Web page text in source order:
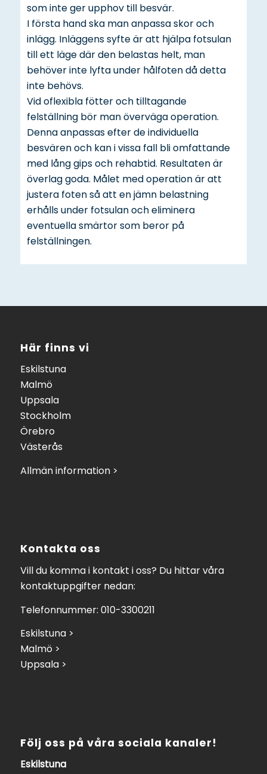
som inte ger upphov till besvär.
I första hand ska man anpassa skor och
inlägg. Inläggens syfte är att hjälpa fotsulan
till ett läge där den belastas helt, man
behöver inte lyfta under hålfoten då detta
inte behövs.
Vid oflexibla fötter och tilltagande
felställning bör man överväga operation.
Denna anpassas efter de individuella
besvären och kan i vissa fall bli omfattande
med lång gips och rehabtid. Resultaten är
överlag goda. Målet med operation är att
justera foten så att en jämn belastning
erhålls under fotsulan och eliminera
eventuella smärtor som beror på
felställningen.
Här finns vi
Eskilstuna
Malmö
Uppsala
Stockholm
Örebro
Västerås
Allmän information >
Kontakta oss
Vill du komma i kontakt i oss? Du hittar våra
kontaktuppgifter nedan:
Telefonnummer: 010-3300211
Eskilstuna >
Malmö >
Uppsala >
Följ oss på våra sociala kanaler!
Eskilstuna